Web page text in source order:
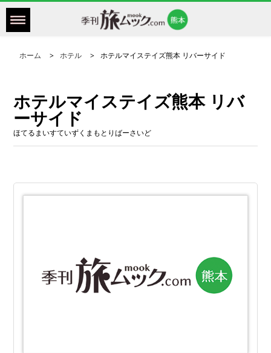
ホーム ホテル ホテルマイステイズ熊本 リバーサイド
ホテルマイステイズ熊本 リバ
ーサイド
ほてるまいすていずくまもとりばーさいど